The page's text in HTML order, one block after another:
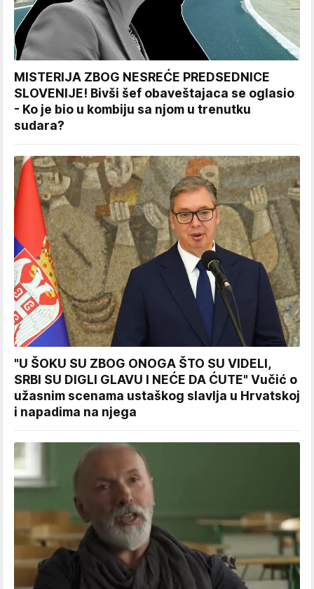
MISTERIJA ZBOG NESREĆE PREDSEDNICE
SLOVENIJE! Bivši šef obaveštajaca se oglasio
- Ko je bio u kombiju sa njom u trenutku
sudara?
"U ŠOKU SU ZBOG ONOGA ŠTO SU VIDELI,
SRBI SU DIGLI GLAVU I NEĆE DA ĆUTE" Vučić o
užasnim scenama ustaškog slavlja u Hrvatskoj
i napadima na njega